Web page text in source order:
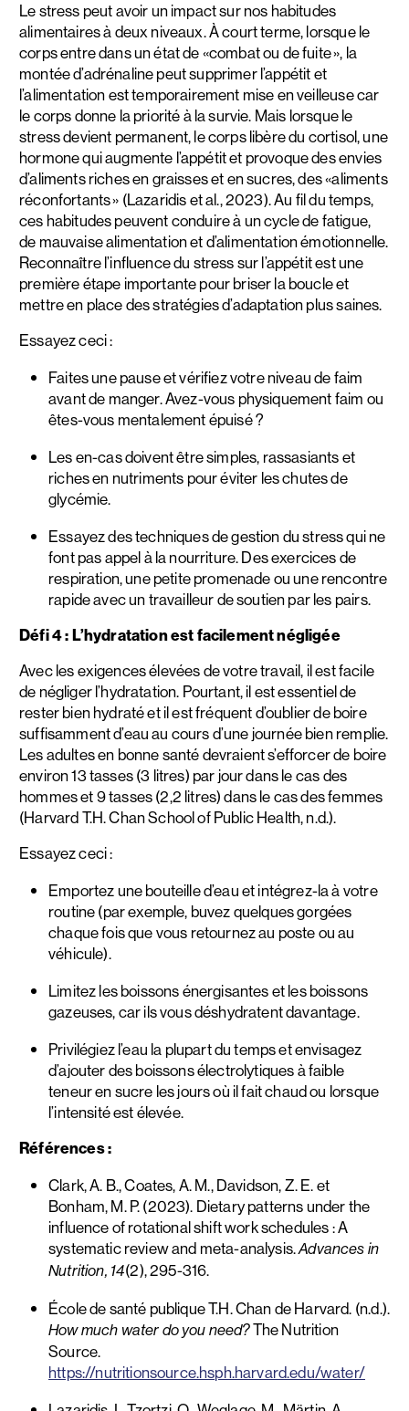
Le stress peut avoir un impact sur nos habitudes
alimentaires à deux niveaux. À court terme, lorsque le
corps entre dans un état de «combat ou de fuite », la
montée d’adrénaline peut supprimer l’appétit et
l’alimentation est temporairement mise en veilleuse car
le corps donne la priorité à la survie. Mais lorsque le
stress devient permanent, le corps libère du cortisol, une
hormone qui augmente l’appétit et provoque des envies
d’aliments riches en graisses et en sucres, des «aliments
réconfortants » (Lazaridis et al., 2023). Au fil du temps,
ces habitudes peuvent conduire à un cycle de fatigue,
de mauvaise alimentation et d’alimentation émotionnelle.
Reconnaître l’influence du stress sur l’appétit est une
première étape importante pour briser la boucle et
mettre en place des stratégies d’adaptation plus saines.
Essayez ceci :
Faites une pause et vérifiez votre niveau de faim
avant de manger. Avez-vous physiquement faim ou
êtes-vous mentalement épuisé ?
Les en-cas doivent être simples, rassasiants et
riches en nutriments pour éviter les chutes de
glycémie.
Essayez des techniques de gestion du stress qui ne
font pas appel à la nourriture. Des exercices de
respiration, une petite promenade ou une rencontre
rapide avec un travailleur de soutien par les pairs.
Défi 4 : L’hydratation est facilement négligée
Avec les exigences élevées de votre travail, il est facile
de négliger l’hydratation. Pourtant, il est essentiel de
rester bien hydraté et il est fréquent d’oublier de boire
suffisamment d’eau au cours d’une journée bien remplie.
Les adultes en bonne santé devraient s’efforcer de boire
environ 13 tasses (3 litres) par jour dans le cas des
hommes et 9 tasses (2,2 litres) dans le cas des femmes
(Harvard T.H. Chan School of Public Health, n.d.).
Essayez ceci :
Emportez une bouteille d’eau et intégrez-la à votre
routine (par exemple, buvez quelques gorgées
chaque fois que vous retournez au poste ou au
véhicule).
Limitez les boissons énergisantes et les boissons
gazeuses, car ils vous déshydratent davantage.
Privilégiez l’eau la plupart du temps et envisagez
d’ajouter des boissons électrolytiques à faible
teneur en sucre les jours où il fait chaud ou lorsque
l’intensité est élevée.
Références :
Clark, A. B., Coates, A. M., Davidson, Z. E. et
Bonham, M. P. (2023). Dietary patterns under the
influence of rotational shift work schedules : A
systematic review and meta-analysis.Advances in
Nutrition, 14(2), 295-316.
École de santé publique T.H. Chan de Harvard. (n.d.).
How much water do you need?The Nutrition
Source.
https://nutritionsource.hsph.harvard.edu/water/